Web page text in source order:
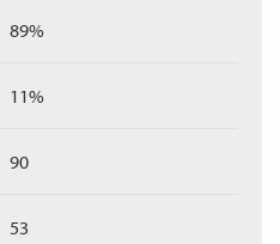
89%
11%
90
53